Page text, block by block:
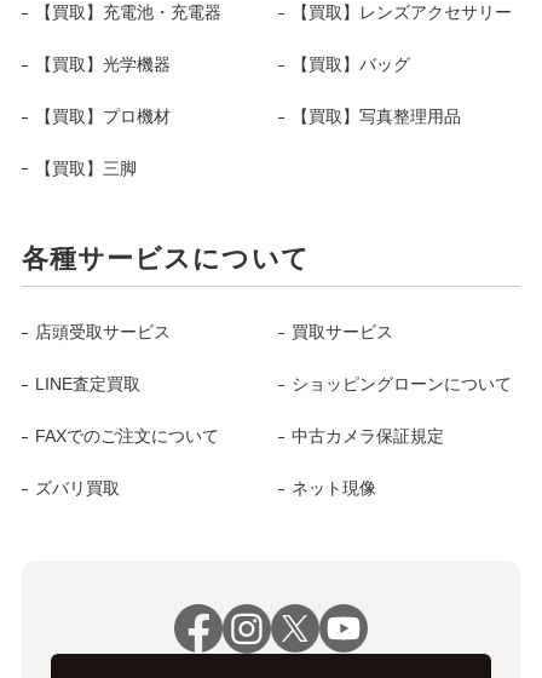
【買取】充電池・充電器 【買取】レンズアクセサリー
【買取】光学機器 【買取】バッグ
【買取】プロ機材 【買取】写真整理用品
【買取】三脚
各種サービスについて
店頭受取サービス 買取サービス
LINE査定買取 ショッピングローンについて
FAXでのご注文について 中古カメラ保証規定
ズバリ買取 ネット現像